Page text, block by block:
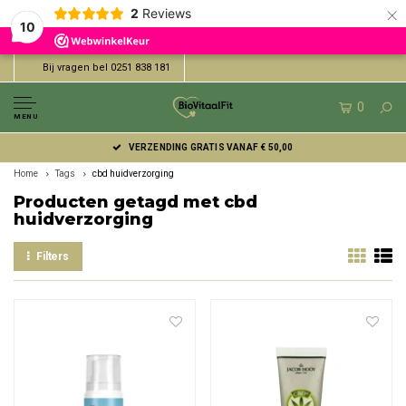
10
2 Reviews ×
Bij vragen bel 0251 838 181
MENU
0
VERZENDING GRATIS VANAF € 50,00
Home Tags cbd huidverzorging
Producten getagd met cbd
huidverzorging
Filters